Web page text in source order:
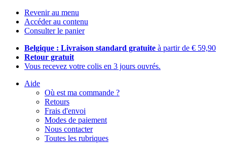
Revenir au menu
Accéder au contenu
Consulter le panier
Belgique : Livraison standard gratuite à partir de € 59,90
Retour gratuit
Vous recevez votre colis en 3 jours ouvrés.
Aide
Où est ma commande ?
Retours
Frais d'envoi
Modes de paiement
Nous contacter
Toutes les rubriques